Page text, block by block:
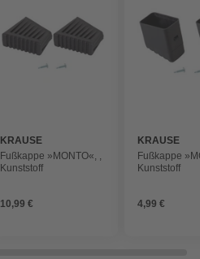
KRAUSE
Fußkappe »MONTO«, ,
Kunststoff
10,99 €
KRAUSE
Fußkappe
Kunststoff
4,99 €